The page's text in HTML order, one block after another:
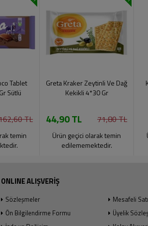
Tablet
Sütlü
TL
temin
Greta Kraker Zeytinli Ve Dağ
Kekikli 4*30 Gr
44,90 TL 71,80 TL
Ürün geçici olarak temin
edilememektedir.
ONLINE ALIŞVERİŞ
Sözleşmeler
Mesafeli
Ön Bilgilendirme Formu
Üyelik